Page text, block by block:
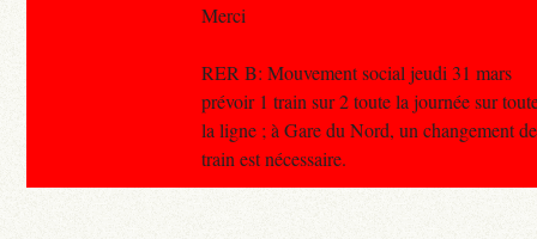
Merci
RER B: Mouvement social jeudi 31 mars
prévoir 1 train sur 2 toute la journée sur
la ligne ; à Gare du Nord, un changement de
train est nécessaire.